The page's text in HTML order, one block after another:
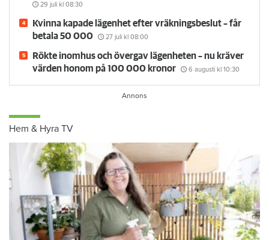
29 juli kl 08:30
Kvinna kapade lägenhet efter vräkningsbeslut – får
betala 50 000
27 juli kl 08:00
Rökte inomhus och övergav lägenheten – nu kräver
värden honom på 100 000 kronor
6 augusti kl 10:30
Hem & Hyra TV